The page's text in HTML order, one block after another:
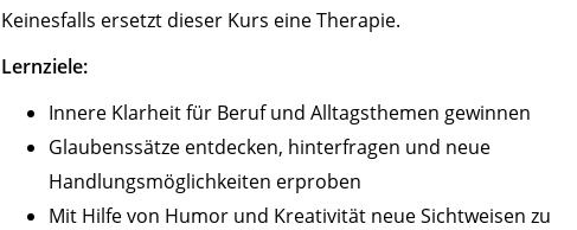
Keinesfalls ersetzt dieser Kurs eine Therapie.
Lernziele:
Innere Klarheit für Beruf und Alltagsthemen gewinnen
Glaubenssätze entdecken, hinterfragen und neue
Handlungsmöglichkeiten erproben
Mit Hilfe von Humor und Kreativität neue Sichtweisen zu